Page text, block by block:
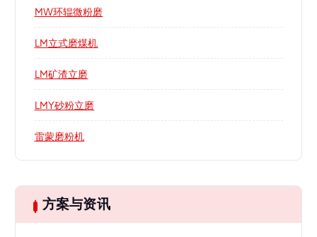
MW环辊微粉磨
LM立式磨煤机
LM矿渣立磨
LMY砂粉立磨
雷蒙磨粉机
方案与资讯